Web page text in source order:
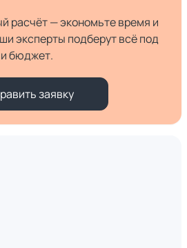
расчёт — экономьте время и
эксперты подберут всё под
бюджет.
заявку